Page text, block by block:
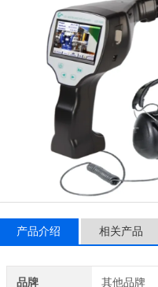
产品介绍 相关产品
品牌 其他品牌